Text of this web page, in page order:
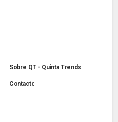
Sobre QT - Quinta Trends
Contacto